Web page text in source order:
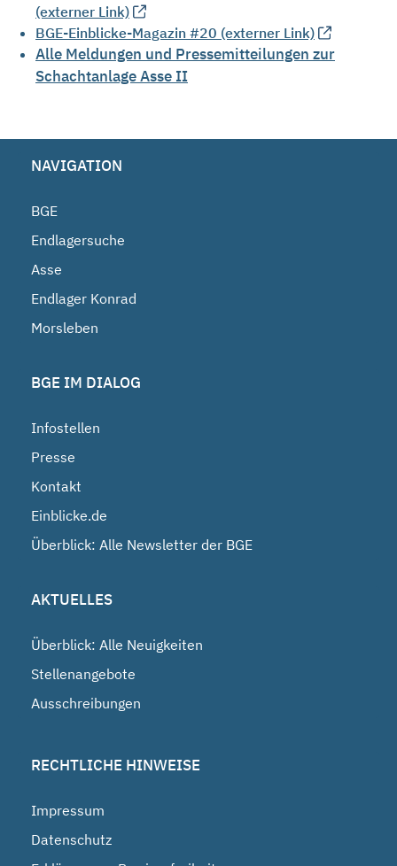
(externer Link)
BGE-Einblicke-Magazin #20 (externer Link)
Alle Meldungen und Pressemitteilungen zur
Schachtanlage Asse II
NAVIGATION
BGE
Endlagersuche
Asse
Endlager Konrad
Morsleben
BGE IM DIALOG
Infostellen
Presse
Kontakt
Einblicke.de
Überblick: Alle Newsletter der BGE
AKTUELLES
Überblick: Alle Neuigkeiten
Stellenangebote
Ausschreibungen
RECHTLICHE HINWEISE
Impressum
Datenschutz